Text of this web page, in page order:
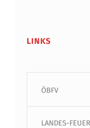
LINKS
ÖBFV
LANDES-